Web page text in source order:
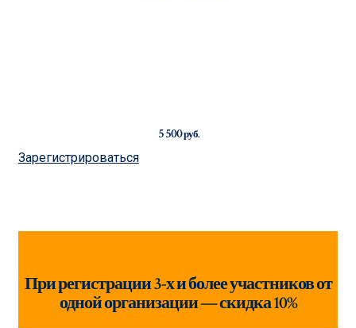
5 500руб.
Зарегистрироваться
При регистрации 3-х и более участников от
одной организации — скидка 10%